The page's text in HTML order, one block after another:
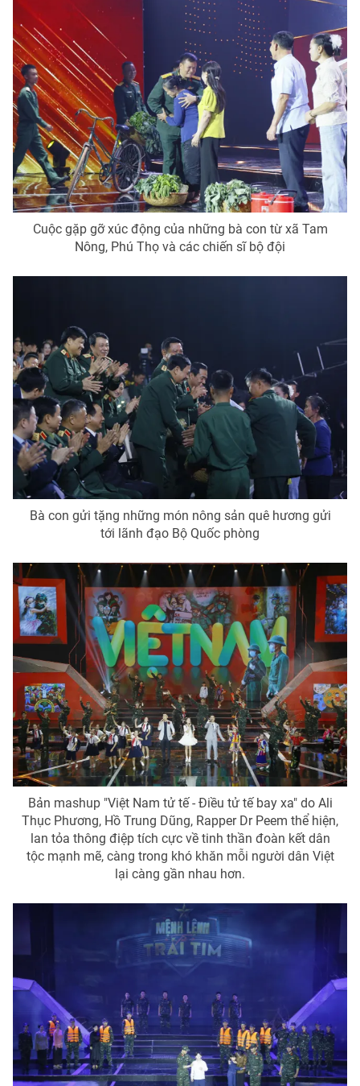
Cuộc gặp gỡ xúc động của những bà con từ xã Tam
Nông, Phú Thọ và các chiến sĩ bộ đội
Bà con gửi tặng những món nông sản quê hương gửi
tới lãnh đạo Bộ Quốc phòng
Bản mashup "Việt Nam tử tế - Điều tử tế bay xa" do Ali
Thục Phương, Hồ Trung Dũng, Rapper Dr Peem thể hiện,
lan tỏa thông điệp tích cực về tinh thần đoàn kết dân
tộc mạnh mẽ, càng trong khó khăn mỗi người dân Việt
lại càng gần nhau hơn.